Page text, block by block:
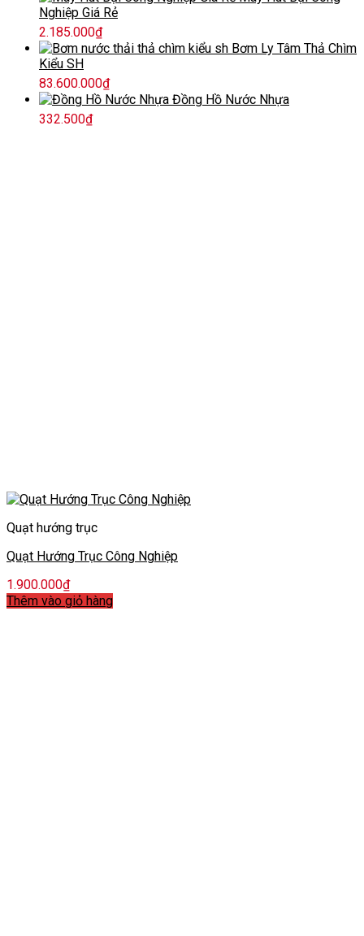
Nghiệp Giá Rẻ
2.185.000₫
Bơm Ly Tâm Thả Chìm
Kiểu SH
83.600.000₫
Đồng Hồ Nước Nhựa
332.500₫
Quạt hướng trục
Quạt Hướng Trục Công Nghiệp
1.900.000₫
Thêm vào giỏ hàng